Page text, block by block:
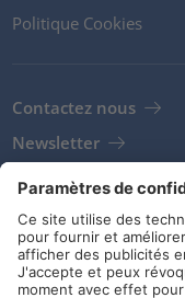
Politique Cookies
Contactez nous
Newsletter
Clients
Fournisseurs
Conditions de stockage